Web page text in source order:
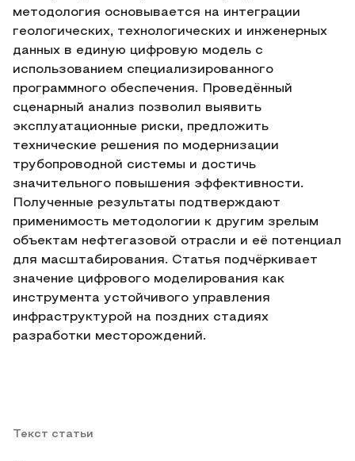
методология основывается на интеграции
геологических, технологических и инженерных
данных в единую цифровую модель с
использованием специализированного
программного обеспечения. Проведённый
сценарный анализ позволил выявить
эксплуатационные риски, предложить
технические решения по модернизации
трубопроводной системы и достичь
значительного повышения эффективности.
Полученные результаты подтверждают
применимость методологии к другим зрелым
объектам нефтегазовой отрасли и её потенциал
для масштабирования. Статья подчёркивает
значение цифрового моделирования как
инструмента устойчивого управления
инфраструктурой на поздних стадиях
разработки месторождений.
Текст статьи